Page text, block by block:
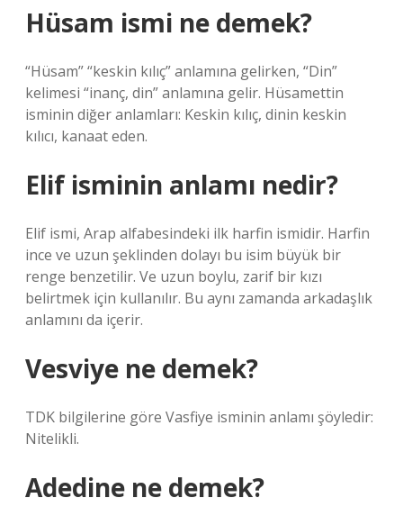
Hüsam ismi ne demek?
“Hüsam” “keskin kılıç” anlamına gelirken, “Din”
kelimesi “inanç, din” anlamına gelir. Hüsamettin
isminin diğer anlamları: Keskin kılıç, dinin keskin
kılıcı, kanaat eden.
Elif isminin anlamı nedir?
Elif ismi, Arap alfabesindeki ilk harfin ismidir. Harfin
ince ve uzun şeklinden dolayı bu isim büyük bir
renge benzetilir. Ve uzun boylu, zarif bir kızı
belirtmek için kullanılır. Bu aynı zamanda arkadaşlık
anlamını da içerir.
Vesviye ne demek?
TDK bilgilerine göre Vasfiye isminin anlamı şöyledir:
Nitelikli.
Adedine ne demek?